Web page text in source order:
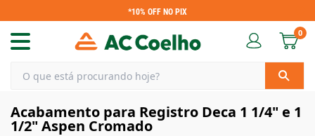
*10% OFF NO PIX
0
Acabamento para Registro Deca 1 1/4" e 1
1/2" Aspen Cromado